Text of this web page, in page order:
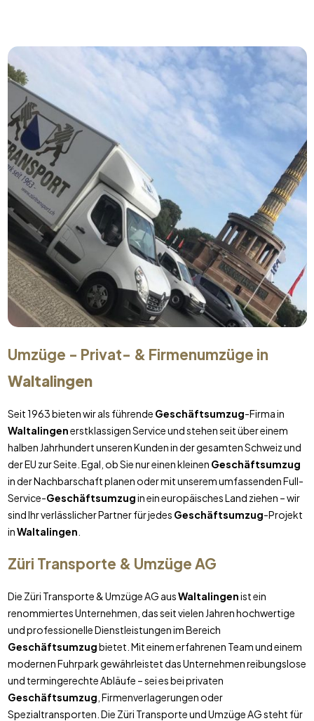
Umzüge - Privat- & Firmenumzüge in
Waltalingen
Seit 1963 bieten wir als führende Geschäftsumzug-Firma in
Waltalingenerstklassigen Service und stehen seit über einem
halben Jahrhundert unseren Kunden in der gesamten Schweiz und
der EU zur Seite. Egal, ob Sie nur einen kleinen Geschäftsumzug
in der Nachbarschaft planen oder mit unserem umfassenden Full-
Service-Geschäftsumzugin ein europäisches Land ziehen – wir
sind Ihr verlässlicher Partner für jedes Geschäftsumzug-Projekt
inWaltalingen
Züri Transporte & Umzüge AG
Die Züri Transporte & Umzüge AG ausWaltalingenist ein
renommiertes Unternehmen, das seit vielen Jahren hochwertige
und professionelle Dienstleistungen im Bereich
Geschäftsumzugbietet. Mit einem erfahrenen Team und einem
modernen Fuhrpark gewährleistet das Unternehmen reibungslose
und termingerechte Abläufe – sei es bei privaten
Geschäftsumzug , Firmenverlagerungen oder
Spezialtransporten. Die Züri Transporte und Umzüge AG steht für